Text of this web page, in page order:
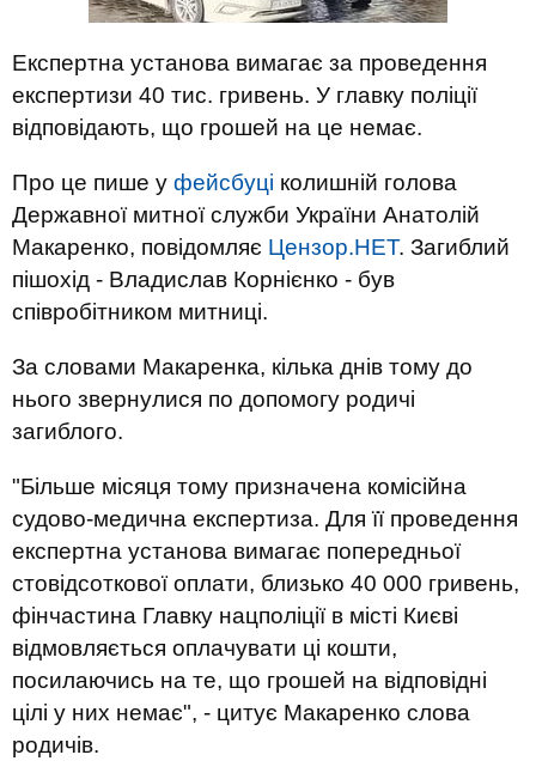
Експертна установа вимагає за проведення
експертизи 40 тис. гривень. У главку поліції
відповідають, що грошей на це немає.
Про це пише у фейсбуці колишній голова
Державної митної служби України Анатолій
Макаренко, повідомляє Цензор.НЕТ. Загиблий
пішохід - Владислав Корнієнко - був
співробітником митниці.
За словами Макаренка, кілька днів тому до
нього звернулися по допомогу родичі
загиблого.
"Більше місяця тому призначена комісійна
судово-медична експертиза. Для її проведення
експертна установа вимагає попередньої
стовідсоткової оплати, близько 40 000 гривень,
фінчастина Главку нацполіції в місті Києві
відмовляється оплачувати ці кошти,
посилаючись на те, що грошей на відповідні
цілі у них немає", - цитує Макаренко слова
родичів.